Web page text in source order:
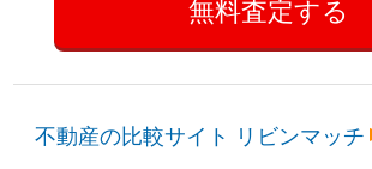
不動産の比較サイト リビンマッチ